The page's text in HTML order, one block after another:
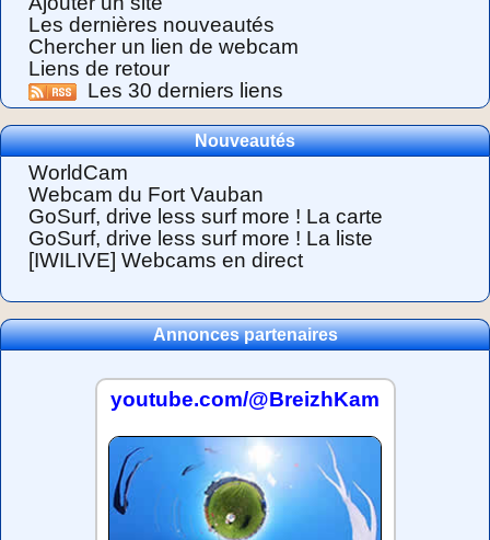
Les dernières nouveautés
Chercher un lien de webcam
Liens de retour
Les 30 derniers liens
Nouveautés
WorldCam
Webcam du Fort Vauban
GoSurf, drive less surf more ! La carte
GoSurf, drive less surf more ! La liste
[IWILIVE] Webcams en direct
Annonces partenaires
youtube.com/@BreizhKam